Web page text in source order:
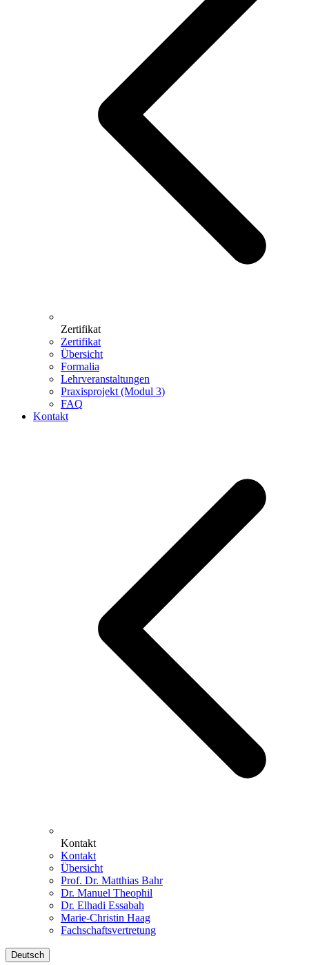
Zertifikat
Zertifikat
Übersicht
Formalia
Lehrveranstaltungen
Praxisprojekt (Modul 3)
FAQ
Kontakt
Kontakt
Kontakt
Übersicht
Prof. Dr. Matthias Bahr
Dr. Manuel Theophil
Dr. Elhadi Essabah
Marie-Christin Haag
Fachschaftsvertretung
Deutsch